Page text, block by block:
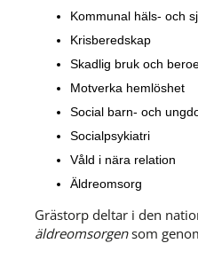
Kommunal häls- och
Krisberedskap
Skadlig bruk och
Motverka hemlöshet
Social barn- och
Socialpsykiatri
Våld i nära relation
Äldreomsorg
Grästorp deltar i den
äldreomsorgen som